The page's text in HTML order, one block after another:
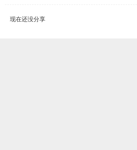
现在还没分享